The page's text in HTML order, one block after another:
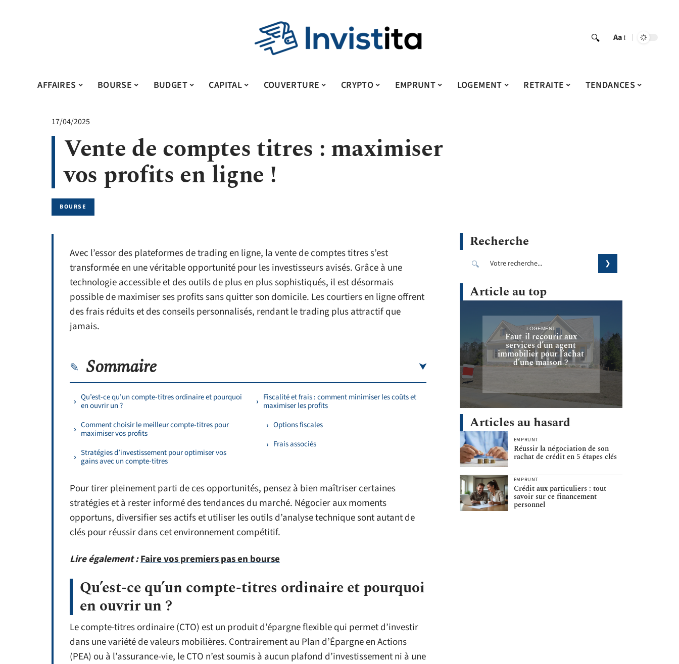
Aa
AFFAIRES BOURSE BUDGET CAPITAL COUVERTURE CRYPTO EMPRUNT LOGEMENT RETRAITE TENDANCES
17/04/2025
Vente de comptes titres : maximiser
vos profits en ligne !
BOURSE
Avec l’essor des plateformes de trading en ligne, la vente de comptes titres s’est
transformée en une véritable opportunité pour les investisseurs avisés. Grâce à une
technologie accessible et des outils de plus en plus sophistiqués, il est désormais
possible de maximiser ses profits sans quitter son domicile. Les courtiers en ligne offrent
des frais réduits et des conseils personnalisés, rendant le trading plus attractif que
jamais.
Sommaire
Qu’est-ce qu’un compte-titres ordinaire et pourquoi
en ouvrir un ?
Comment choisir le meilleur compte-titres pour
maximiser vos profits
Stratégies d’investissement pour optimiser vos
gains avec un compte-titres
Fiscalité et frais : comment minimiser les coûts et
maximiser les profits
Options fiscales
Frais associés
Pour tirer pleinement parti de ces opportunités, pensez à bien maîtriser certaines
stratégies et à rester informé des tendances du marché. Négocier aux moments
opportuns, diversifier ses actifs et utiliser les outils d’analyse technique sont autant de
clés pour réussir dans cet environnement compétitif.
Lire également :Faire vos premiers pas en bourse
Qu’est-ce qu’un compte-titres ordinaire et pourquoi
en ouvrir un ?
Le compte-titres ordinaire (CTO) est un produit d’épargne flexible qui permet d’investir
dans une variété de valeurs mobilières. Contrairement au Plan d’Épargne en Actions
(PEA) ou à l’assurance-vie, le CTO n’est soumis à aucun plafond d’investissement ni à une
Recherche
Article au top
LOGEMENT
Faut-il recourir aux
services d’un agent
immobilier pour l’achat
d’une maison ?
Articles au hasard
EMPRUNT
Réussir la négociation de son
rachat de crédit en 5 étapes clés
EMPRUNT
Crédit aux particuliers : tout
savoir sur ce financement
personnel